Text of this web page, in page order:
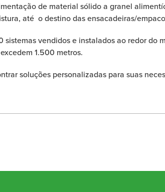
de material sólido a granel
até o destino das ensacadeiras/
vendidos e instalados ao redor
1.500 metros.
soluções personalizadas para suas